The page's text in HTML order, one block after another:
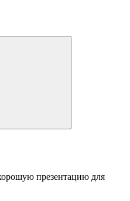
презентацию для